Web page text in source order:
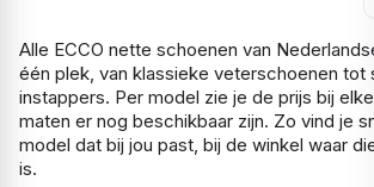
Alle ECCO nette schoenen van
één plek, van klassieke veterschoenen tot
instappers. Per model zie je de prijs bij elke
maten er nog beschikbaar zijn. Zo vind je
model dat bij jou past, bij de winkel waar
is.